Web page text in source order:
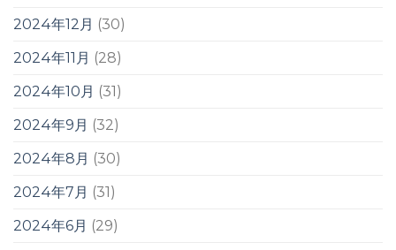
2024年12月 (30)
2024年11月 (28)
2024年10月 (31)
2024年9月 (32)
2024年8月 (30)
2024年7月 (31)
2024年6月 (29)